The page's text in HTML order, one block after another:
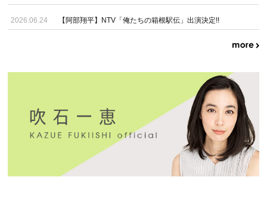
2026.06.24 【阿部翔平】NTV「俺たちの箱根駅伝」出演決定!!